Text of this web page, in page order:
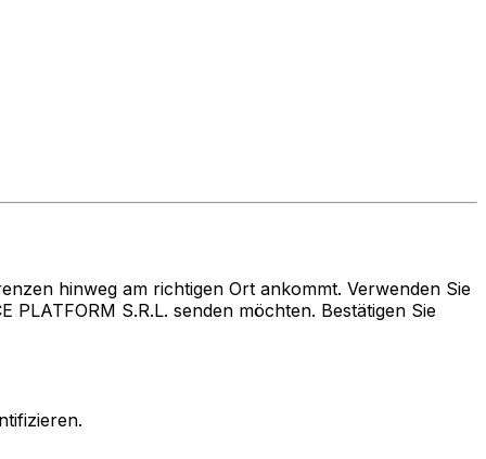
hinweg am richtigen Ort ankommt. Verwenden Sie
PLATFORM S.R.L. senden möchten. Bestätigen Sie